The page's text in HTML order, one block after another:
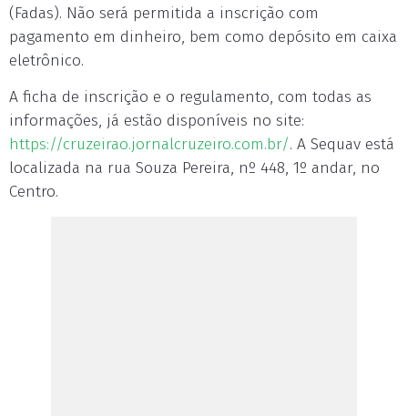
(Fadas). Não será permitida a inscrição com
pagamento em dinheiro, bem como depósito em caixa
eletrônico.
A ficha de inscrição e o regulamento, com todas as
informações, já estão disponíveis no site:
https://cruzeirao.jornalcruzeiro.com.br/. A Sequav está
localizada na rua Souza Pereira, nº 448, 1º andar, no
Centro.